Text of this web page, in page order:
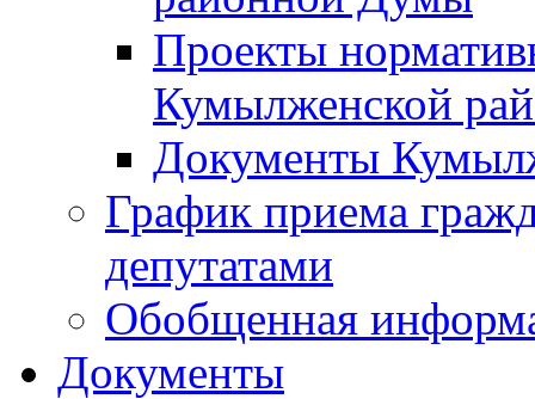
Проекты
Кумылженской
Документы
График приема
депутатами
Обобщенная
Документы